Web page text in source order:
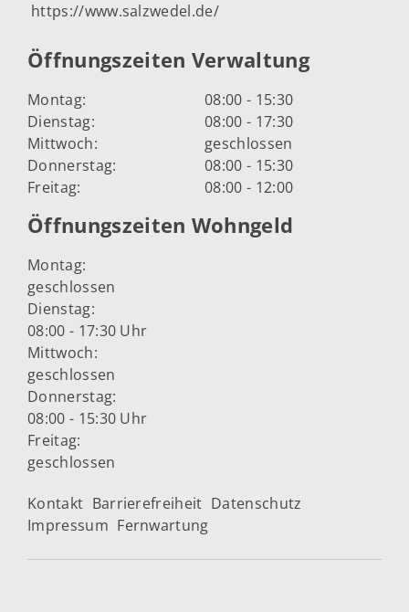
https://www.salzwedel.de/
Öffnungszeiten Verwaltung
Montag:
08:00 - 15:30
Dienstag:
08:00 - 17:30
Mittwoch:
geschlossen
Donnerstag:
08:00 - 15:30
Freitag:
08:00 - 12:00
Öffnungszeiten Wohngeld
Montag:
geschlossen
Dienstag:
08:00 - 17:30 Uhr
Mittwoch:
geschlossen
Donnerstag:
08:00 - 15:30 Uhr
Freitag:
geschlossen
Kontakt Barrierefreiheit Datenschutz
Impressum Fernwartung